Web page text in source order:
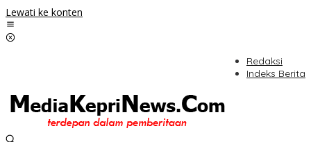
Lewati ke konten
Redaksi
Indeks Berita